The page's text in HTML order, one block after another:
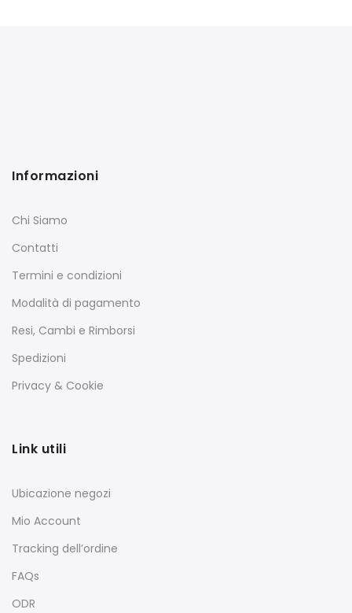
Informazioni
Chi Siamo
Contatti
Termini e condizioni
Modalità di pagamento
Resi, Cambi e Rimborsi
Spedizioni
Privacy & Cookie
Link utili
Ubicazione negozi
Mio Account
Tracking dell’ordine
FAQs
ODR